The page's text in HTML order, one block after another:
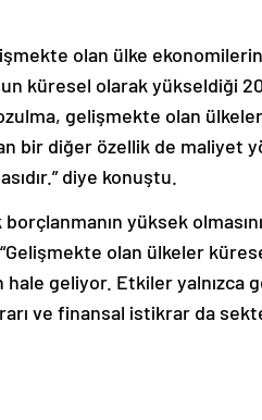
olan ülke
küresel olarak yükseldiği
gelişmekte olan
bir diğer özellik de maliyet
diye konuştu.
yüksek
olan ülkeler
geliyor. Etkiler yalnızca
ve finansal istikrar da